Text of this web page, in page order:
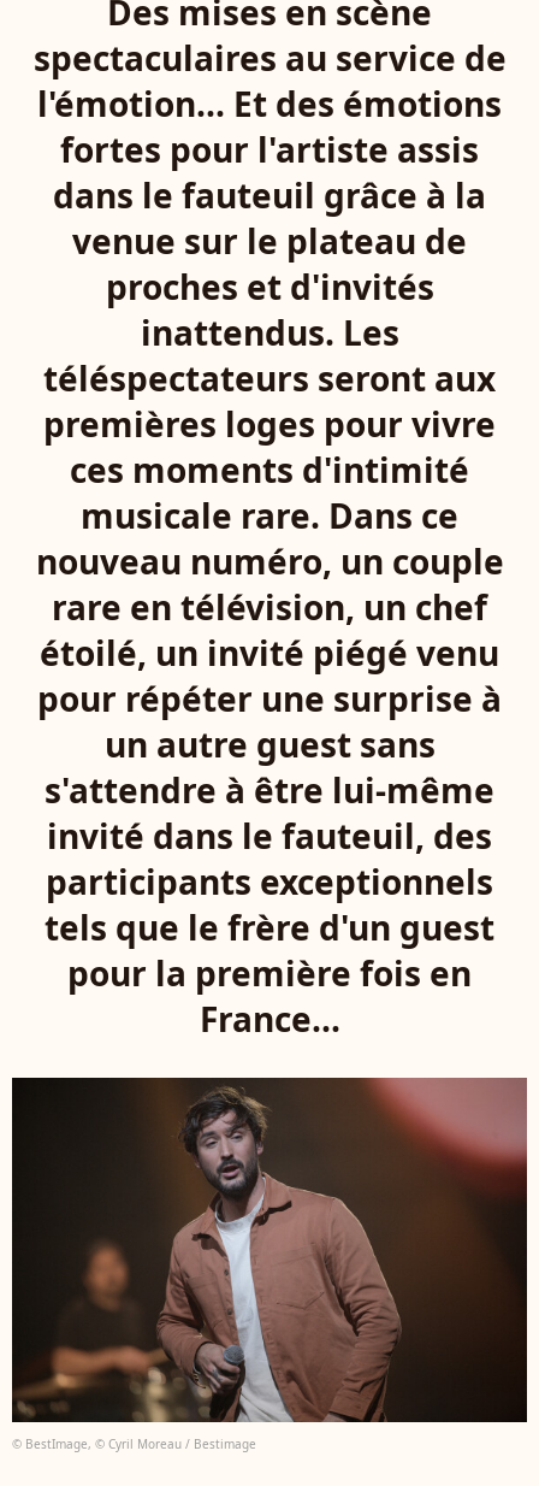
Des mises en scène
spectaculaires au service de
l'émotion... Et des émotions
fortes pour l'artiste assis
dans le fauteuil grâce à la
venue sur le plateau de
proches et d'invités
inattendus. Les
téléspectateurs seront aux
premières loges pour vivre
ces moments d'intimité
musicale rare. Dans ce
nouveau numéro, un couple
rare en télévision, un chef
étoilé, un invité piégé venu
pour répéter une surprise à
un autre guest sans
s'attendre à être lui-même
invité dans le fauteuil, des
participants exceptionnels
tels que le frère d'un guest
pour la première fois en
France...
© BestImage, © Cyril Moreau / Bestimage